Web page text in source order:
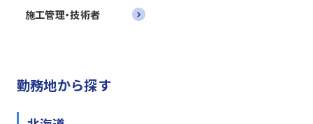
施工管理・技術者
勤務地から探す